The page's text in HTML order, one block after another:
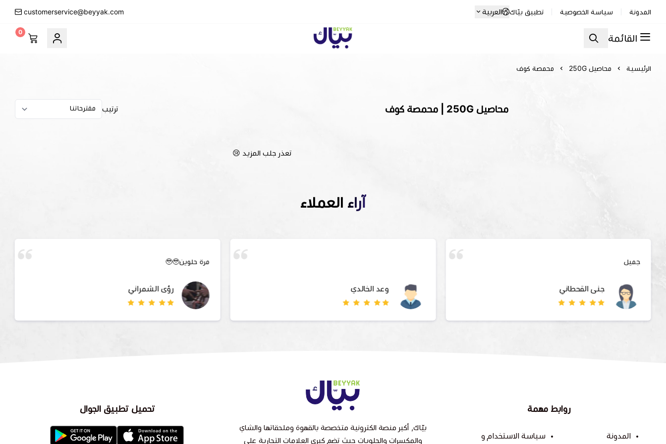
المدونة سياسة الخصوصية تطبيق بيّاك العربية customerservice@beyyak.com
القائمة
Beyyak
0
الرئيسية محاصيل 250G محمصة كوف
محاصيل 250G | محمصة كوف ترتيب
تعذر جلب المزيد 😢
آراء العملاء
جميل
جنى القحطاني وعد الخالدي
مرة حلوين🥹🥹
رؤى الشمراني
روابط مهمة
المدونة سياسة الاستخدام و
بيّاك, أكبر منصة الكترونية متخصصة بالقهوة وملحقاتها والشاي
والمكسرات والحلويات حيث تضم كبرى العلامات التجارية على
تحميل تطبيق الجوال